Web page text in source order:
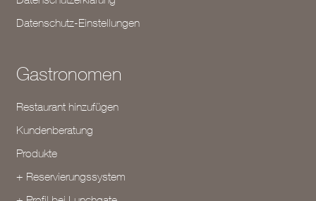
Datenschutz-Einstellungen
Gastronomen
Restaurant hinzufügen
Kundenberatung
Produkte
+ Reservierungssystem